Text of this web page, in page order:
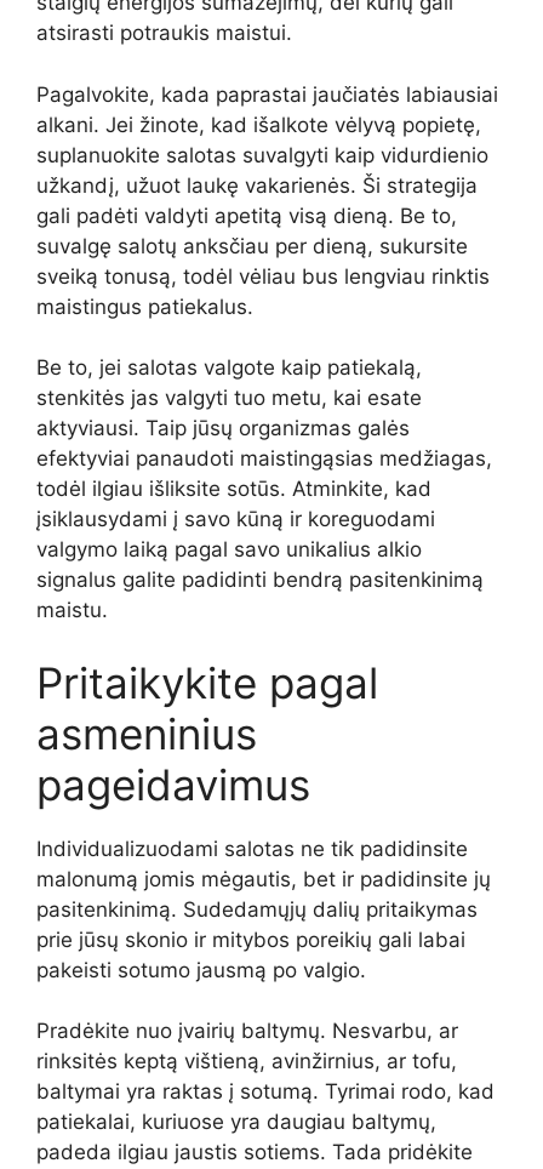
atsirasti potraukis maistui.
Pagalvokite, kada paprastai jaučiatės labiausiai
alkani. Jei žinote, kad išalkote vėlyvą popietę,
suplanuokite salotas suvalgyti kaip vidurdienio
užkandį, užuot laukę vakarienės. Ši strategija
gali padėti valdyti apetitą visą dieną. Be to,
suvalgę salotų anksčiau per dieną, sukursite
sveiką tonusą, todėl vėliau bus lengviau rinktis
maistingus patiekalus.
Be to, jei salotas valgote kaip patiekalą,
stenkitės jas valgyti tuo metu, kai esate
aktyviausi. Taip jūsų organizmas galės
efektyviai panaudoti maistingąsias medžiagas,
todėl ilgiau išliksite sotūs. Atminkite, kad
įsiklausydami į savo kūną ir koreguodami
valgymo laiką pagal savo unikalius alkio
signalus galite padidinti bendrą pasitenkinimą
maistu.
Pritaikykite pagal
asmeninius
pageidavimus
Individualizuodami salotas ne tik padidinsite
malonumą jomis mėgautis, bet ir padidinsite jų
pasitenkinimą. Sudedamųjų dalių pritaikymas
prie jūsų skonio ir mitybos poreikių gali labai
pakeisti sotumo jausmą po valgio.
Pradėkite nuo įvairių baltymų. Nesvarbu, ar
rinksitės keptą vištieną, avinžirnius, ar tofu,
baltymai yra raktas į sotumą. Tyrimai rodo, kad
patiekalai, kuriuose yra daugiau baltymų,
padeda ilgiau jaustis sotiems. Tada pridėkite